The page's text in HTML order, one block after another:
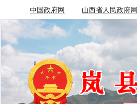
中国政府网 山西省人民政府网